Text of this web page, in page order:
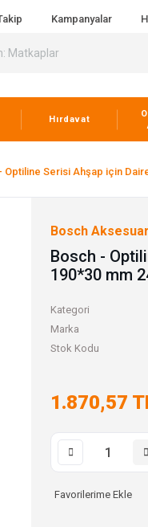
Kampanyalar
Hırdavat
Optiline Serisi Ahşap için
Bosch
Bosch -
190*30 mm
Kategori
Marka
Stok Kodu
1.870,57